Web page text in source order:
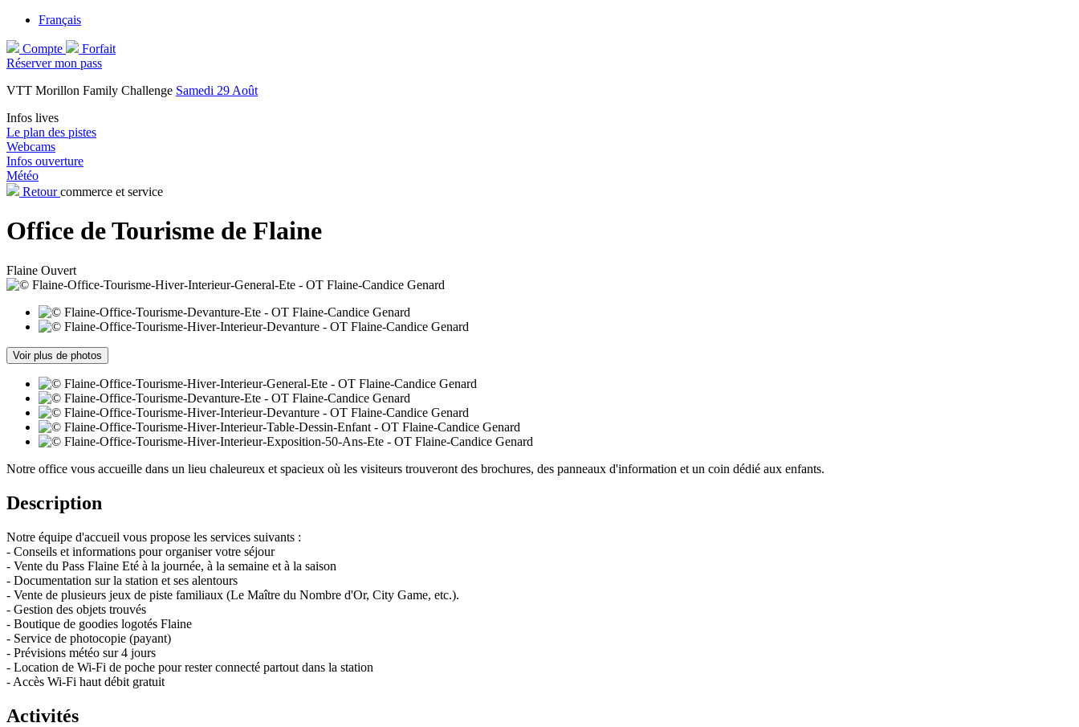
Français
Compte
Forfait
Réserver mon pass
VTT Morillon Family Challenge Samedi 29 Août
Infos lives
Le plan des pistes
Webcams
Infos ouverture
Météo
Retourcommerce et service
Office de Tourisme de Flaine
Flaine Ouvert
Voir plus de photos
Notre office vous accueille dans un lieu chaleureux et spacieux où les visiteurs trouveront des brochures, des panneaux d'information et un coin dédié aux enfants.
Description
Notre équipe d'accueil vous propose les services suivants :
- Conseils et informations pour organiser votre séjour
- Vente du Pass Flaine Eté à la journée, à la semaine et à la saison
- Documentation sur la station et ses alentours
- Vente de plusieurs jeux de piste familiaux (Le Maître du Nombre d'Or, City Game, etc.).
- Gestion des objets trouvés
- Boutique de goodies logotés Flaine
- Service de photocopie (payant)
- Prévisions météo sur 4 jours
- Location de Wi-Fi de poche pour rester connecté partout dans la station
- Accès Wi-Fi haut débit gratuit
Activités